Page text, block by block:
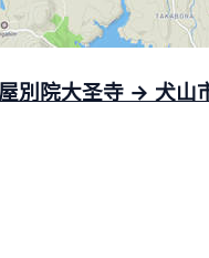
別院大圣寺 → 犬山